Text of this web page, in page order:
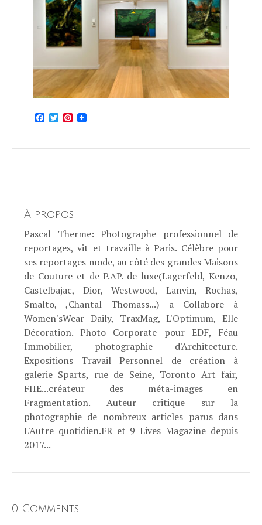
Facebook
TwitterPinterest
À propos
Pascal Therme: Photographe professionnel de
reportages, vit et travaille à Paris. Célèbre pour
ses reportages mode, au côté des grandes Maisons
de Couture et de P.AP. de luxe(Lagerfeld, Kenzo,
Castelbajac, Dior, Westwood, Lanvin, Rochas,
Smalto, ,Chantal Thomass...) a Collabore à
Women'sWear Daily, TraxMag, L'Optimum, Elle
Décoration. Photo Corporate pour EDF, Féau
Immobilier, photographie d'Architecture.
Expositions Travail Personnel de création à
galerie Sparts, rue de Seine, Toronto Art fair,
FIIE...créateur des méta-images en
Fragmentation. Auteur critique sur la
photographie de nombreux articles parus dans
L'Autre quotidien.FR et 9 Lives Magazine depuis
2017...
0 Comments